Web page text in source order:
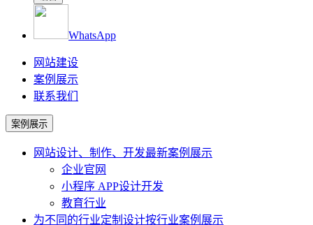
WhatsApp
网站建设
案例展示
联系我们
案例展示
网站设计、制作、开发最新案例展示
企业官网
小程序 APP设计开发
教育行业
为不同的行业定制设计按行业案例展示